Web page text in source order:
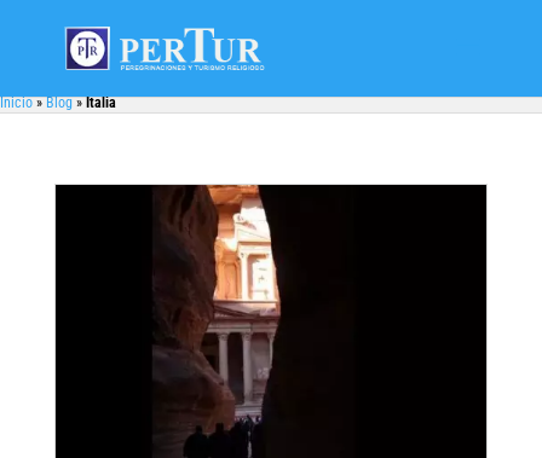
Inicio»Blog» Italia